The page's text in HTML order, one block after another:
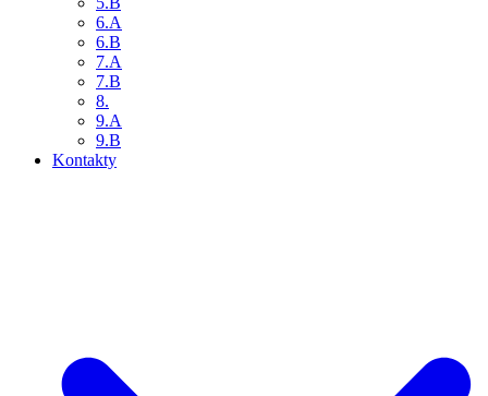
6.A
6.B
7.A
7.B
8.
9.A
9.B
Kontakty